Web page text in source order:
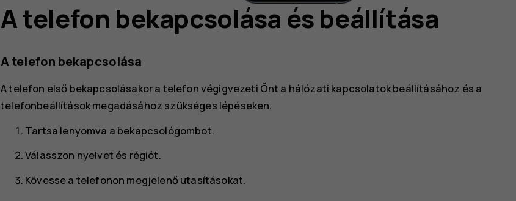
A telefon bekapcsolása és beállítása
A telefon bekapcsolása
A telefon első bekapcsolásakor a telefon végigvezeti Önt a hálózati kapcsolatok beállításához és a
telefonbeállítások megadásához szükséges lépéseken.
Tartsa lenyomva a bekapcsológombot.
Válasszon nyelvet és régiót.
Kövesse a telefonon megjelenő utasításokat.